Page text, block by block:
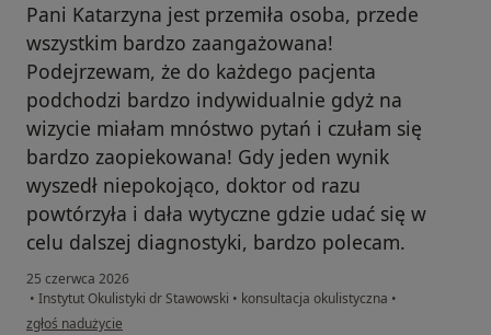
Pani Katarzyna jest przemiła osoba, przede
wszystkim bardzo zaangażowana!
Podejrzewam, że do każdego pacjenta
podchodzi bardzo indywidualnie gdyż na
wizycie miałam mnóstwo pytań i czułam się
bardzo zaopiekowana! Gdy jeden wynik
wyszedł niepokojąco, doktor od razu
powtórzyła i dała wytyczne gdzie udać się w
celu dalszej diagnostyki, bardzo polecam.
25 czerwca 2026
• Instytut Okulistyki dr Stawowski • konsultacja okulistyczna •
w opinii użytkownika Paulina
zgłoś nadużycie